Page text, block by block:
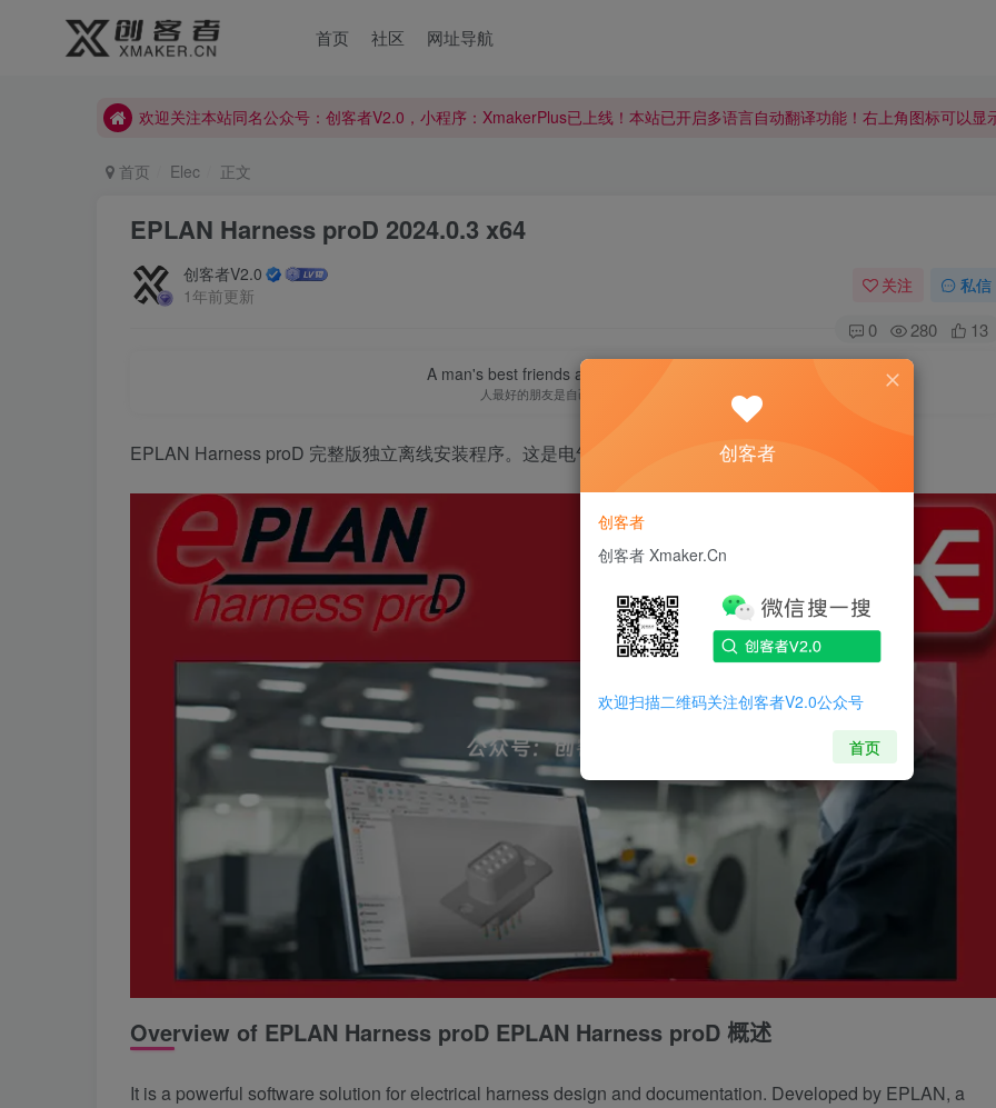
首页 社区 网址导航
欢迎关注本站同名公众号：创客者V2.0，小程序：XmakerPlus已上线！本站已开启多语言自动翻译功能！右上角图标可以显
欢迎关注本站同名公众号：创客者V2.0，小程序：XmakerPlus已上线！本站已开启多语言自动翻译功能！右上角图标可以显
首页 Elec 正文
EPLAN Harness proD 2024.0.3 x64
创客者V2.0
1年前更新
关注 私信
0 280 13
A man's best friends are his ten fingers.
人最好的朋友是自己的十个手指
EPLAN Harness proD 完整版独立离线安装程序。这是电气线束设计的强大解决方案。
Overview of EPLAN Harness proD EPLAN Harness proD 概述
It is a powerful software solution for electrical harness design and documentation. Developed by EPLAN, a
创客者
创客者
创客者 Xmaker.Cn
欢迎扫描二维码关注创客者V2.0公众号
首页